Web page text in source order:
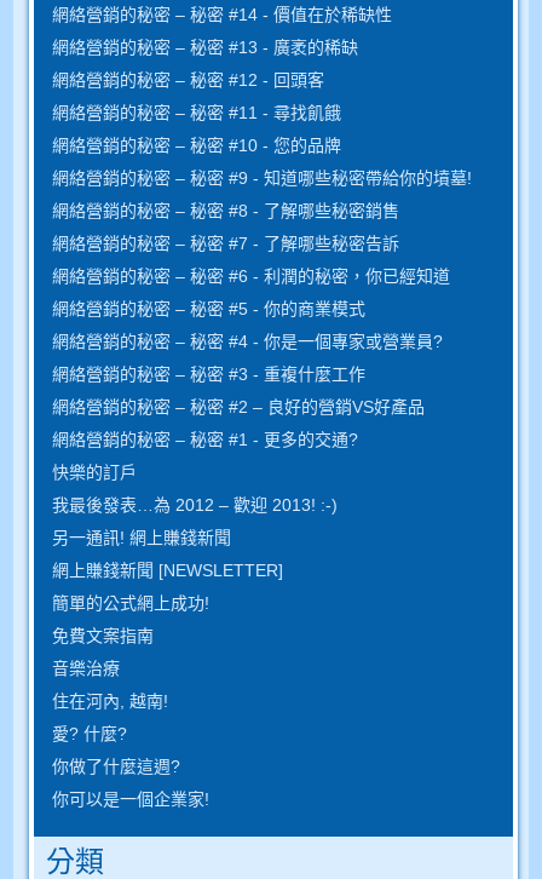
網絡營銷的秘密 – 秘密 #14 - 價值在於稀缺性
網絡營銷的秘密 – 秘密 #13 - 廣袤的稀缺
網絡營銷的秘密 – 秘密 #12 - 回頭客
網絡營銷的秘密 – 秘密 #11 - 尋找飢餓
網絡營銷的秘密 – 秘密 #10 - 您的品牌
網絡營銷的秘密 – 秘密 #9 - 知道哪些秘密帶給你的墳墓!
網絡營銷的秘密 – 秘密 #8 - 了解哪些秘密銷售
網絡營銷的秘密 – 秘密 #7 - 了解哪些秘密告訴
網絡營銷的秘密 – 秘密 #6 - 利潤的秘密，你已經知道
網絡營銷的秘密 – 秘密 #5 - 你的商業模式
網絡營銷的秘密 – 秘密 #4 - 你是一個專家或營業員?
網絡營銷的秘密 – 秘密 #3 - 重複什麼工作
網絡營銷的秘密 – 秘密 #2 – 良好的營銷VS好產品
網絡營銷的秘密 – 秘密 #1 - 更多的交通?
快樂的訂戶
我最後發表…為 2012 – 歡迎 2013! :-)
另一通訊! 網上賺錢新聞
網上賺錢新聞 [NEWSLETTER]
簡單的公式網上成功!
免費文案指南
音樂治療
住在河內, 越南!
愛? 什麼?
你做了什麼這週?
你可以是一個企業家!
分類